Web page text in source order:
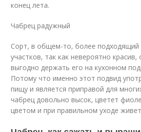
конец лета.
Чабрец радужный
Сорт, в общем-то, более подходящий
участков, так как невероятно
выгодно держать его на кухонном
Потому что именно этот подвид
пищу и является приправой для
чабрец довольно высок, цветет
цветом и при правильном уходе